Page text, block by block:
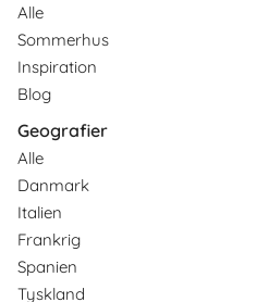
Alle
Sommerhus
Inspiration
Blog
Geografier
Alle
Danmark
Italien
Frankrig
Spanien
Tyskland